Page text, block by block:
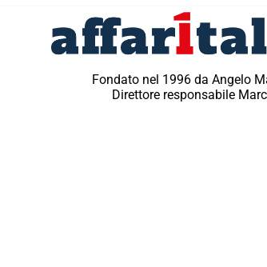
Fondato nel 1996 da Angelo
Direttore responsabile